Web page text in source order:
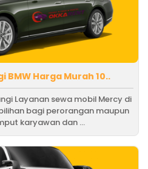
BMW Harga Murah 10..
Layanan sewa mobil Mercy di
bagi perorangan maupun
karyawan dan ...